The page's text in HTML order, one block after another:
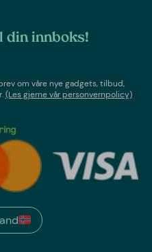
din innboks!
om våre nye gadgets, tilbud,
(Les gjerne vår personvernpolicy)